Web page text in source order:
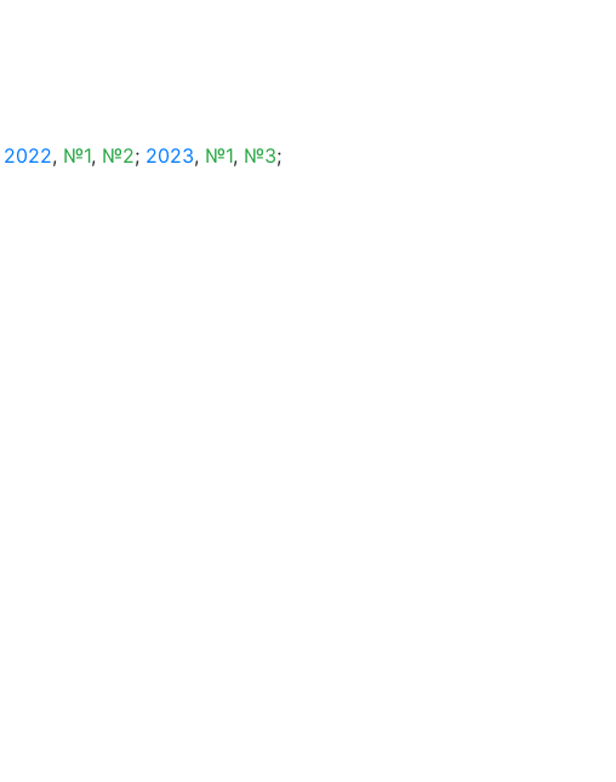
2022, №1, №2; 2023, №1, №3;